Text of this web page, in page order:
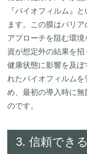
『バイオフィルム』
ます。この膜はバリ
アプローチを阻む環
資が想定外の結果を
健康状態に影響を及
れたバイオフィルム
め、最初の導入時に
のです。
3. 信頼でき